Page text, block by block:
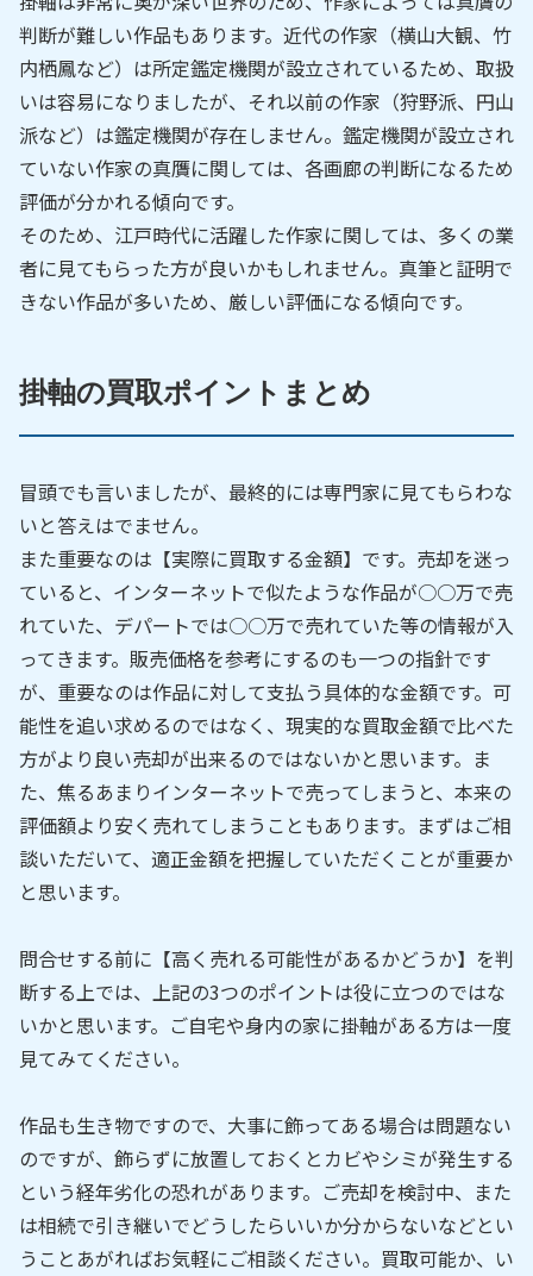
判断が難しい作品もあります。近代の作家（横山大観、竹
内栖鳳など）は所定鑑定機関が設立されているため、取扱
いは容易になりましたが、それ以前の作家（狩野派、円山
派など）は鑑定機関が存在しません。鑑定機関が設立され
ていない作家の真贋に関しては、各画廊の判断になるため
評価が分かれる傾向です。
そのため、江戸時代に活躍した作家に関しては、多くの業
者に見てもらった方が良いかもしれません。真筆と証明で
きない作品が多いため、厳しい評価になる傾向です。
掛軸の買取ポイントまとめ
冒頭でも言いましたが、最終的には専門家に見てもらわな
いと答えはでません。
また重要なのは【実際に買取する金額】です。売却を迷っ
ていると、インターネットで似たような作品が○○万で売
れていた、デパートでは○○万で売れていた等の情報が入
ってきます。販売価格を参考にするのも一つの指針です
が、重要なのは作品に対して支払う具体的な金額です。可
能性を追い求めるのではなく、現実的な買取金額で比べた
方がより良い売却が出来るのではないかと思います。ま
た、焦るあまりインターネットで売ってしまうと、本来の
評価額より安く売れてしまうこともあります。まずはご相
談いただいて、適正金額を把握していただくことが重要か
と思います。
問合せする前に【高く売れる可能性があるかどうか】を判
断する上では、上記の3つのポイントは役に立つのではな
いかと思います。ご自宅や身内の家に掛軸がある方は一度
見てみてください。
作品も生き物ですので、大事に飾ってある場合は問題ない
のですが、飾らずに放置しておくとカビやシミが発生する
という経年劣化の恐れがあります。ご売却を検討中、また
は相続で引き継いでどうしたらいいか分からないなどとい
うことあがればお気軽にご相談ください。買取可能か、い